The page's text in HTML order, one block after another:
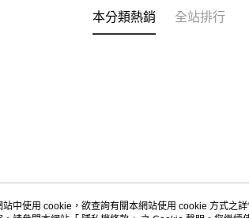
本分類熱銷 全站排行
站中使用 cookie，欲查詢有關本網站使用 cookie 方式之